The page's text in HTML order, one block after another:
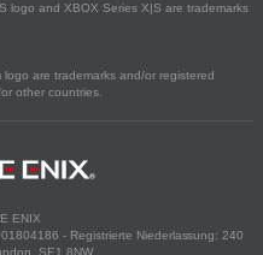
logo and XBOX Series X|S are trademarks
are trademarks and/or registered
other countries.
ENIX
- Registrierte Niederlassung: 240
SE1 8NW.